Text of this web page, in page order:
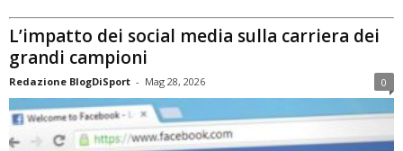
L’impatto dei social media sulla carriera dei
grandi campioni
Redazione BlogDiSport - Mag 28, 2026 0